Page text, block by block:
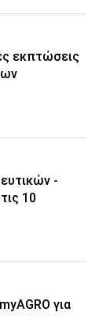
εκπτώσεις
-
10
για